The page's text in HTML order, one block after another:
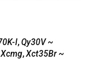
I,Qy30V ~
Xcmg,Xct35Br ~